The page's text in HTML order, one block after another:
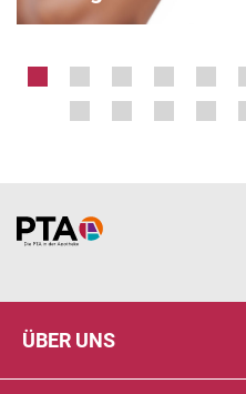
Home
ÜBER UNS